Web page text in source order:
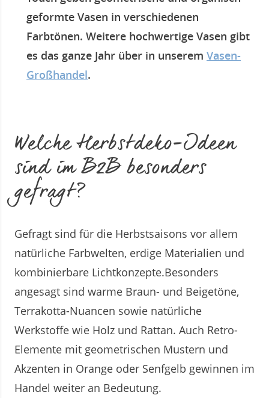
geformte Vasen in verschiedenen
Farbtönen. Weitere hochwertige Vasen gibt
es das ganze Jahr über in unserem Vasen-
Großhandel.
Welche Herbstdeko-Ideen
sind im B2B besonders
gefragt?
Gefragt sind für die Herbstsaisons vor allem
natürliche Farbwelten, erdige Materialien und
kombinierbare Lichtkonzepte.Besonders
angesagt sind warme Braun- und Beigetöne,
Terrakotta-Nuancen sowie natürliche
Werkstoffe wie Holz und Rattan. Auch Retro-
Elemente mit geometrischen Mustern und
Akzenten in Orange oder Senfgelb gewinnen im
Handel weiter an Bedeutung.